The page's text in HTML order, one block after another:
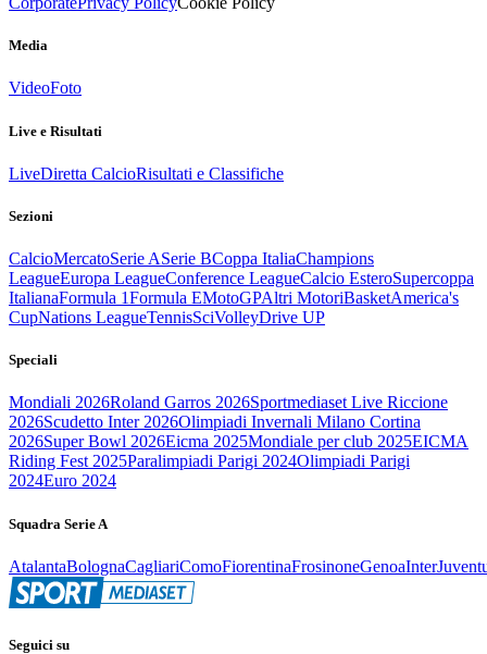
Media
VideoFoto
Live e Risultati
LiveDiretta CalcioRisultati e Classifiche
Sezioni
CalcioMercatoSerie ASerie BCoppa ItaliaChampions
LeagueEuropa LeagueConference LeagueCalcio EsteroSupercoppa
ItalianaFormula 1Formula EMotoGPAltri MotoriBasketAmerica's
CupNations LeagueTennisSciVolleyDrive UP
Speciali
Mondiali 2026Roland Garros 2026Sportmediaset Live Riccione
2026Scudetto Inter 2026Olimpiadi Invernali Milano Cortina
2026Super Bowl 2026Eicma 2025Mondiale per club 2025EICMA
Riding Fest 2025Paralimpiadi Parigi 2024Olimpiadi Parigi
2024Euro 2024
Squadra Serie A
AtalantaBolognaCagliariComoFiorentinaFrosinoneGenoaInter
Seguici su